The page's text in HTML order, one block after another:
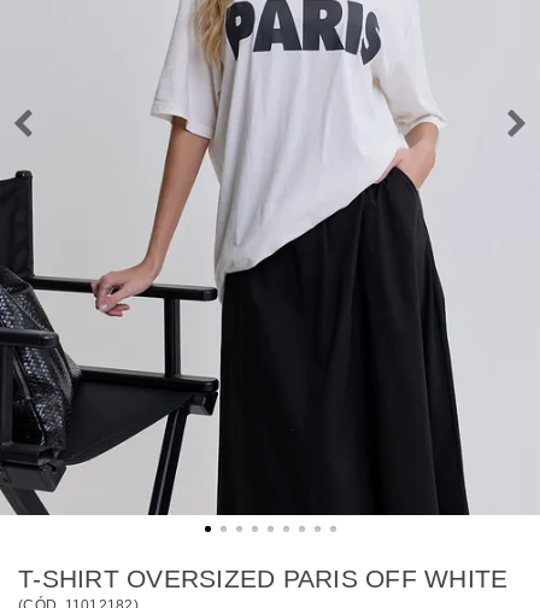
T-SHIRT OVERSIZED PARIS OFF WHITE